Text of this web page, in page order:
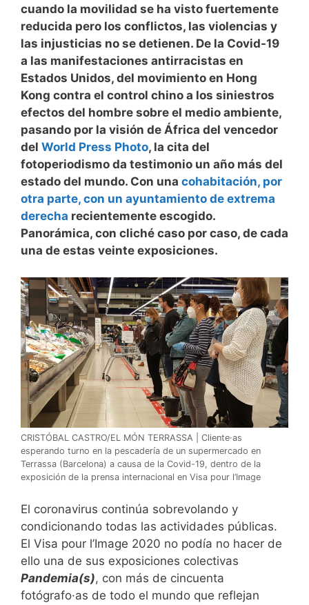
cuando la movilidad se ha visto fuertemente
reducida pero los conflictos, las violencias y
las injusticias no se detienen. De la Covid-19
a las manifestaciones antirracistas en
Estados Unidos, del movimiento en Hong
Kong contra el control chino a los siniestros
efectos del hombre sobre el medio ambiente,
pasando por la visión de África del vencedor
del World Press Photo, la cita del
fotoperiodismo da testimonio un año más del
estado del mundo. Con una cohabitación, por
otra parte, con un ayuntamiento de extrema
derecha recientemente escogido.
Panorámica, con cliché caso por caso, de cada
una de estas veinte exposiciones.
CRISTÓBAL CASTRO/EL MÓN TERRASSA | Cliente·as
esperando turno en la pescadería de un supermercado en
Terrassa (Barcelona) a causa de la Covid-19, dentro de la
exposición de la prensa internacional en Visa pour l’Image
El coronavirus continúa sobrevolando y
condicionando todas las actividades públicas.
El Visa pour l’Image 2020 no podía no hacer de
ello una de sus exposiciones colectivas
Pandemia(s), con más de cincuenta
fotógrafo·as de todo el mundo que reflejan